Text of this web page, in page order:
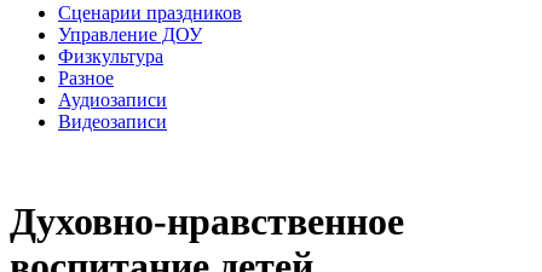
Сценарии праздников
Управление ДОУ
Физкультура
Разное
Аудиозаписи
Видеозаписи
Духовно-нравственное